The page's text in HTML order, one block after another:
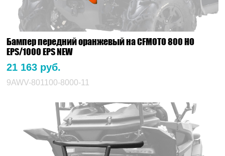
Бампер передний оранжевый на CFMOTO 800 HO
EPS/1000 EPS NEW
21 163 руб.
9AWV-801100-8000-11